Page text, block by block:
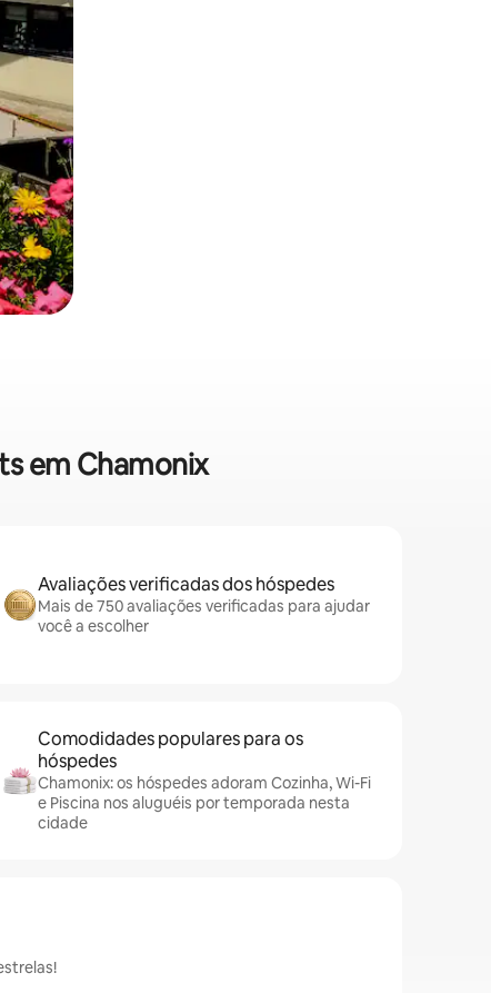
em Chamonix
Avaliações verificadas dos hóspedes
Mais de 750 avaliações verificadas para ajudar
você a escolher
Comodidades populares para os
hóspedes
Chamonix: os hóspedes adoram Cozinha, Wi-Fi
e Piscina nos aluguéis por temporada nesta
cidade